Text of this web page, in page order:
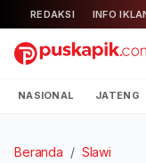
REDAKSI INFO
NASIONAL JATENG
Beranda / Slawi